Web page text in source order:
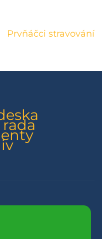
Prvňáčci stravování
rada